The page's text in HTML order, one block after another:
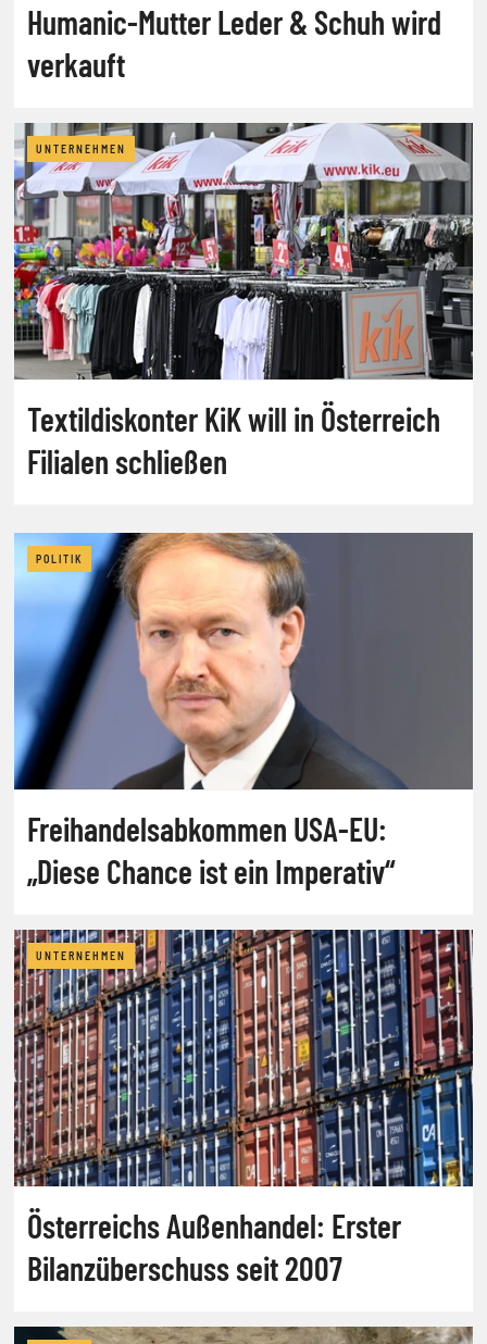
Humanic-Mutter Leder & Schuh wird
verkauft
UNTERNEHMEN
Textildiskonter KiK will in Österreich
Filialen schließen
POLITIK
Freihandelsabkommen USA-EU:
„Diese Chance ist ein Imperativ“
UNTERNEHMEN
Österreichs Außenhandel: Erster
Bilanzüberschuss seit 2007